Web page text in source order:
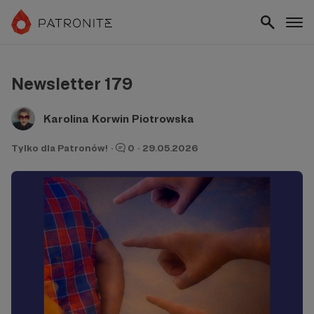
Newsletter 179
Karolina Korwin Piotrowska
Tylko dla Patronów! · 0 · 29.05.2026